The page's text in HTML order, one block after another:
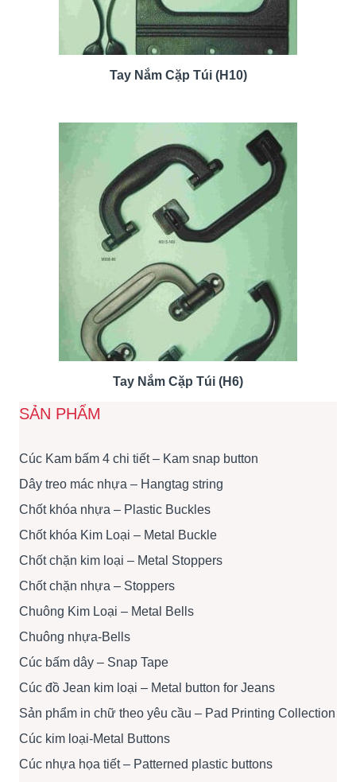
Tay Nắm Cặp Túi (H10)
Tay Nắm Cặp Túi (H6)
SẢN PHẨM
Cúc Kam bấm 4 chi tiết – Kam snap button
Dây treo mác nhựa – Hangtag string
Chốt khóa nhựa – Plastic Buckles
Chốt khóa Kim Loại – Metal Buckle
Chốt chặn kim loại – Metal Stoppers
Chốt chặn nhựa – Stoppers
Chuông Kim Loại – Metal Bells
Chuông nhựa-Bells
Cúc bấm dây – Snap Tape
Cúc đồ Jean kim loại – Metal button for Jeans
Sản phẩm in chữ theo yêu cầu – Pad Printing Collection
Cúc kim loại-Metal Buttons
Cúc nhựa họa tiết – Patterned plastic buttons